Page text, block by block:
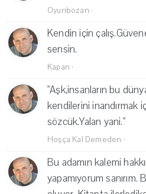
Oyunbozan ·
Kendin için
sensin.
Kapan ·
"Aşk,insanların bu
kendilerini inandırmak
sözcük.Yalan yani."
Hoşça Kal Demeden ·
Bu adamın kalemi
yapamıyorum